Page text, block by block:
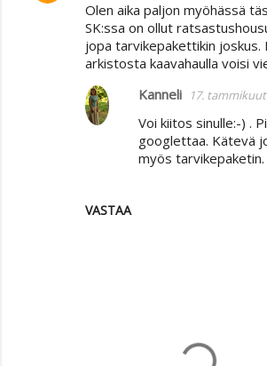
Olen aika paljon myöhässä
SK:ssa on ollut
jopa tarvikepakettikin joskus.
arkistosta kaavahaulla voisi
VASTAA
Kanneli 17.
Voi kiitos sinulle:-) .
googlettaa. Kätevä
myös tarvikepaketin.